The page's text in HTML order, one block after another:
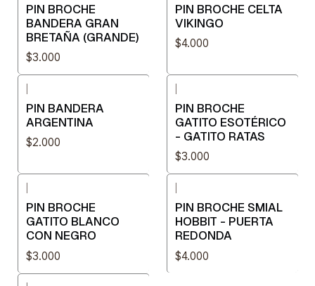
PIN BROCHE
BANDERA GRAN
BRETAÑA (GRANDE)
$3.000
PIN BROCHE CELTA
VIKINGO
$4.000
PIN BANDERA
ARGENTINA
$2.000
PIN BROCHE
GATITO ESOTÉRICO
- GATITO RATAS
$3.000
PIN BROCHE
GATITO BLANCO
CON NEGRO
$3.000
PIN BROCHE SMIAL
HOBBIT - PUERTA
REDONDA
$4.000